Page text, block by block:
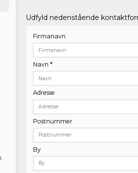
Udfyld nedenstående
Firmanavn
Navn *
Adresse
Postnummer
By